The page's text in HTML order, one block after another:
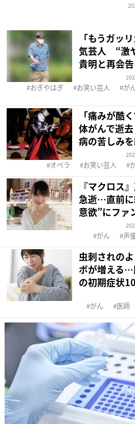
「もうガッ
気芸人 “激
貴明と再会
おぎやはぎ お笑い芸人 が
「痛みが酷
体がんで逝
病の苦しみ
オペラ お笑い芸人
『マクロス
急逝…直前に
意欲”にファ
がん 声
虫刺されの
ボが増える…
の初期症状10
がん 医師